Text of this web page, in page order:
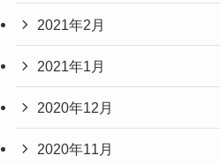
2021年2月
2021年1月
2020年12月
2020年11月